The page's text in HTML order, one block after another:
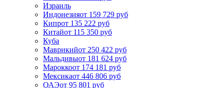
Израиль
Индонезияот 159 729 руб
Кипрот 135 222 руб
Китайот 115 350 руб
Куба
Маврикийот 250 422 руб
Мальдивыот 181 624 руб
Мароккоот 174 181 руб
Мексикаот 446 806 руб
ОАЭот 95 801 руб